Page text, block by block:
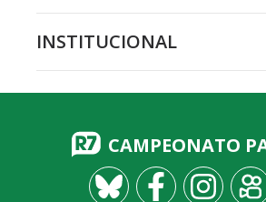
INSTITUCIONAL
CAMPEONATO